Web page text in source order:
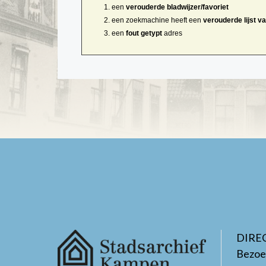
een verouderde bladwijzer/favoriet
een zoekmachine heeft een verouderde lijst
een fout getypt adres